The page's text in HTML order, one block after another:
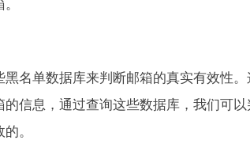
名单数据库来判断邮箱的真实有效性
信息，通过查询这些数据库，我们可
。